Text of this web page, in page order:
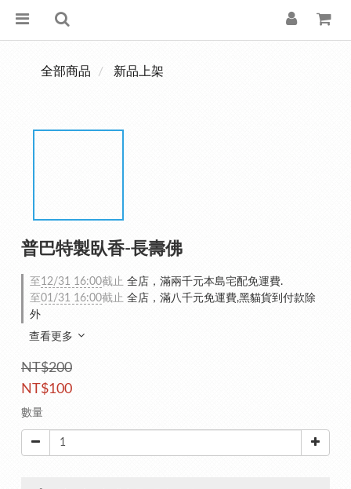
全部商品 新品上架
普巴特製臥香-長壽佛
至 12/31 16:00截止 全店，滿兩千元本島宅配免運費.
至01/31 16:00截止 全店，滿八千元免運費,黑貓貨到付款除
外
查看更多
NT$200
NT$100
數量